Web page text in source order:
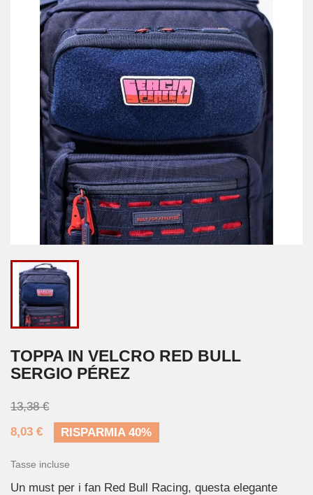
TOPPA IN VELCRO RED BULL
SERGIO PÉREZ
13,38 €
8,03 €
RISPARMIA 40%
Tasse incluse
Un must per i fan Red Bull Racing, questa elegante